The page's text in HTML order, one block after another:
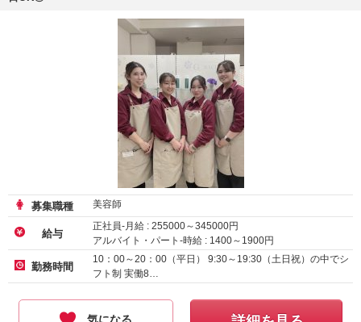
募集職種 美容師
給与
正社員-月給 : 255000～345000円
アルバイト・パート-時給 : 1400～ 1900円
正社員（新卒）-月給 230000円～
勤務時間
10：00～20：00（平日） 9:30～19:30（土日祝）の中でシ
フト制 実働8…